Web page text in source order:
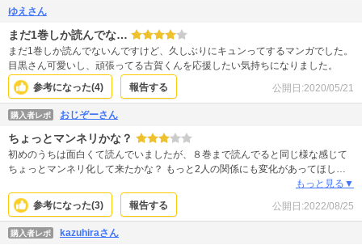
ゆえさん
まだ1巻しか読んでな…
まだ1巻しか読んでないんですけど、久しぶりにキュンってするマンガでした。
目黒さん可愛いし、頑張ってる古賀くんを応援したい気持ちになりました。
参考になった(4) 報告する 公開日:2020/05/21
購入者レポ おじぞーさん
ちょっとマンネリかな？
初めのうちは面白くて読んでいましたが、８巻まで読んでると同じ様な感じて
ちょっとマンネリ化して来たかな？ もっと2人の関係にも変化があってほし
もっと見る▼
参考になった(3) 報告する 公開日:2022/08/25
購入者レポ kazuhiraさん